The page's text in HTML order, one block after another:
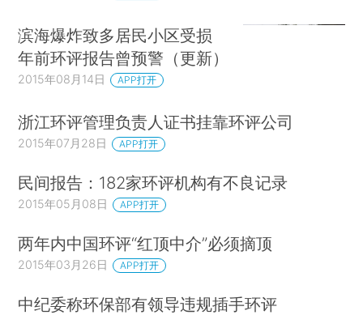
滨海爆炸致多居民小区受损
年前环评报告曾预警（更新）
2015年08月14日 APP打开
浙江环评管理负责人证书挂靠环评公司
2015年07月28日 APP打开
民间报告：182家环评机构有不良记录
2015年05月08日 APP打开
两年内中国环评“红顶中介”必须摘顶
2015年03月26日 APP打开
中纪委称环保部有领导违规插手环评